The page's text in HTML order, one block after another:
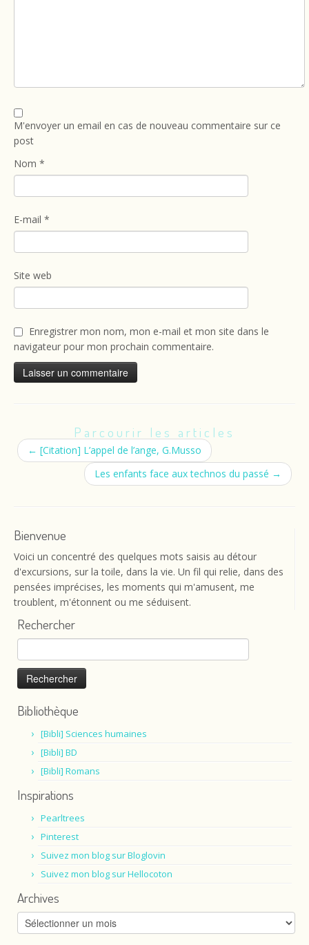
M'envoyer un email en cas de nouveau commentaire sur ce
post
Nom *
E-mail *
Site web
Enregistrer mon nom, mon e-mail et mon site dans le
navigateur pour mon prochain commentaire.
Parcourir les articles
← [Citation] L’appel de l’ange, G.Musso
Les enfants face aux technos du passé →
Bienvenue
Voici un concentré des quelques mots saisis au détour
d'excursions, sur la toile, dans la vie. Un fil qui relie, dans des
pensées imprécises, les moments qui m'amusent, me
troublent, m'étonnent ou me séduisent.
Rechercher
Rechercher :
Bibliothèque
[Bibli] Sciences humaines
[Bibli] BD
[Bibli] Romans
Inspirations
Pearltrees
Pinterest
Suivez mon blog sur Bloglovin
Suivez mon blog sur Hellocoton
Archives
Archives